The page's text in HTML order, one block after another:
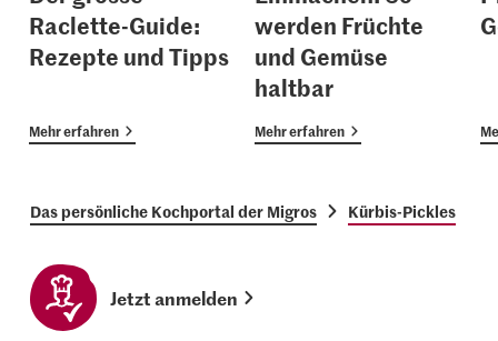
Raclette-Guide:
Rezepte und Tipps
Mehr erfahren
werden Früchte
und Gemüse
haltbar
Mehr erfahren
Das persönliche Kochportal der Migros Kürbis-Pickles
Jetzt anmelden